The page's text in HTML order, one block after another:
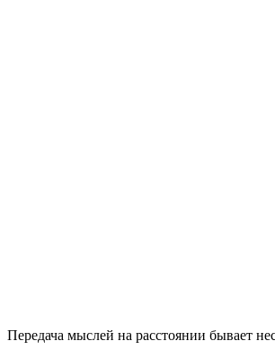
Передача мыслей на расстоянии бывает